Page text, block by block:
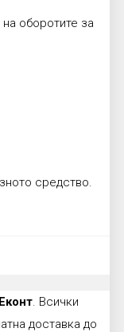
оборотите за
средство.
. Всички
доставка до